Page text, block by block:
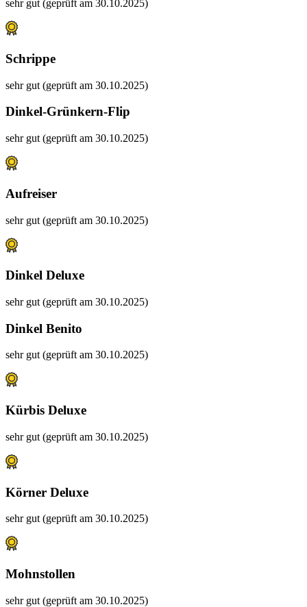
sehr gut (geprüft am 30.10.2025)
Schrippe
sehr gut (geprüft am 30.10.2025)
Dinkel-Grünkern-Flip
sehr gut (geprüft am 30.10.2025)
Aufreiser
sehr gut (geprüft am 30.10.2025)
Dinkel Deluxe
sehr gut (geprüft am 30.10.2025)
Dinkel Benito
sehr gut (geprüft am 30.10.2025)
Kürbis Deluxe
sehr gut (geprüft am 30.10.2025)
Körner Deluxe
sehr gut (geprüft am 30.10.2025)
Mohnstollen
sehr gut (geprüft am 30.10.2025)